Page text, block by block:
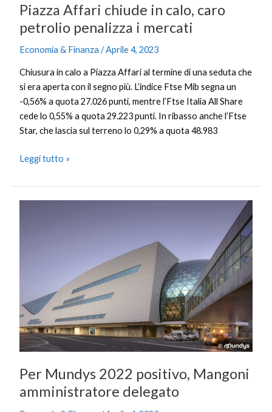
Piazza Affari chiude in calo, caro
petrolio penalizza i mercati
Economia & Finanza /Aprile 4, 2023
Chiusura in calo a Piazza Affari al termine di una seduta che
si era aperta con il segno più. L’indice Ftse Mib segna un
-0,56% a quota 27.026 punti, mentre l’Ftse Italia All Share
cede lo 0,55% a quota 29.223 punti. In ribasso anche l’Ftse
Star, che lascia sul terreno lo 0,29% a quota 48.983
Leggi tutto »
Per Mundys 2022 positivo, Mangoni
amministratore delegato
amministratore
delegato